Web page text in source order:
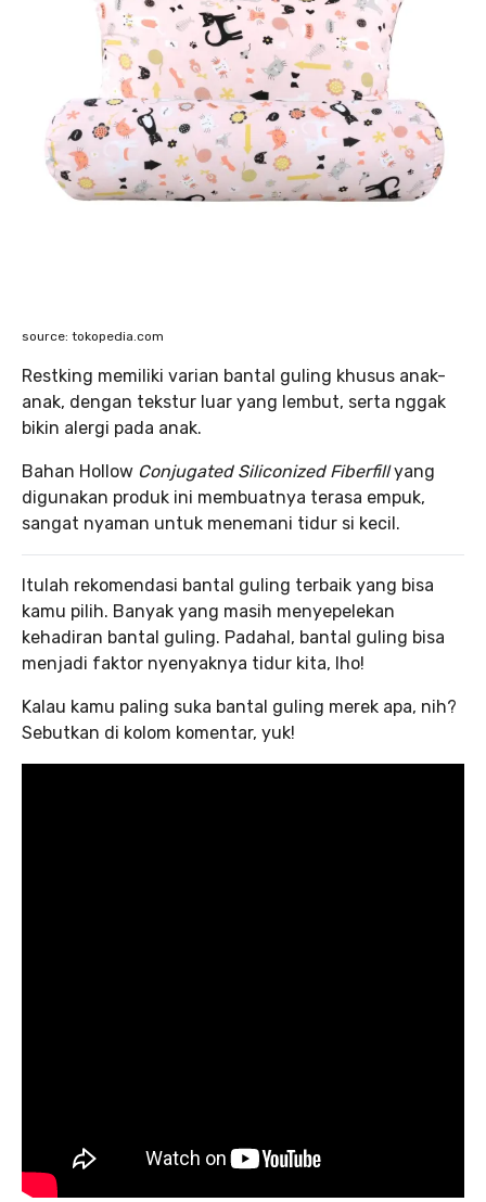
source: tokopedia.com
Restking memiliki varian bantal guling khusus anak-
anak, dengan tekstur luar yang lembut, serta nggak
bikin alergi pada anak.
Bahan Hollow Conjugated Siliconized Fiberfillyang
digunakan produk ini membuatnya terasa empuk,
sangat nyaman untuk menemani tidur si kecil.
Itulah rekomendasi bantal guling terbaik yang bisa
kamu pilih. Banyak yang masih menyepelekan
kehadiran bantal guling. Padahal, bantal guling bisa
menjadi faktor nyenyaknya tidur kita, lho!
Kalau kamu paling suka bantal guling merek apa, nih?
Sebutkan di kolom komentar, yuk!